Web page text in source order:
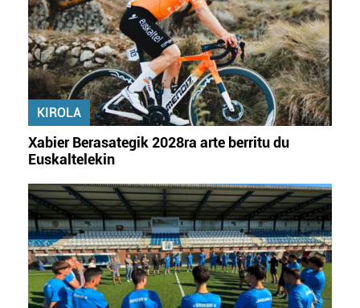
KIROLA
Xabier Berasategik 2028ra arte berritu du
Euskaltelekin